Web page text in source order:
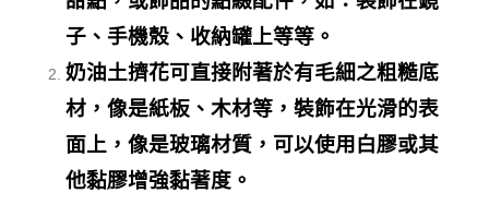
子、手機殼、收納罐上等等。
奶油土擠花可直接附著於有毛細之粗糙底
材，像是紙板、木材等，裝飾在光滑的表
面上，像是玻璃材質，可以使用白膠或其
他黏膠增強黏著度。